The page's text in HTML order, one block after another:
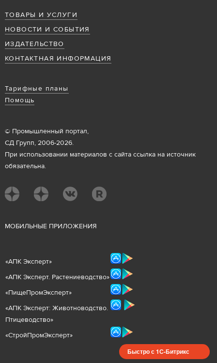
ТОВАРЫ И УСЛУГИ
НОВОСТИ И СОБЫТИЯ
ИЗДАТЕЛЬСТВО
КОНТАКТНАЯ ИНФОРМАЦИЯ
Тарифные планы
Помощь
© Промышленный портал,
СД Групп, 2006-2026.
При использовании материалов с сайта ссылка на источник
обязательна.
МОБИЛЬНЫЕ ПРИЛОЖЕНИЯ
«АПК Эксперт»
«АПК Эксперт. Растениеводство»
«ПищеПромЭксперт»
«АПК Эксперт: Животноводство.
Птицеводство»
«СтройПромЭксперт»
Быстро с 1С-Битрикс